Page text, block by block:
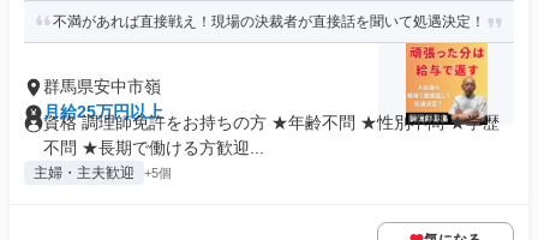
不満があれば直接戦え！現場の決裁者が直接話を聞いて処遇決定！
群馬県安中市嶺
月給25万円以上
資格 調理師免許をお持ちの方 ★年齢不問 ★性別不問 ★学歴
不問 ★長期で働ける方歓迎...
主婦・主夫歓迎 +5個